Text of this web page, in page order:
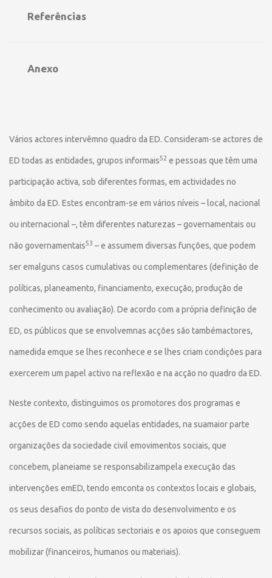
Referências
Anexo
Vários actores intervêmno quadro da ED. Consideram-se actores de
ED todas as entidades, grupos informais52 e pessoas que têm uma
participação activa, sob diferentes formas, em actividades no
âmbito da ED. Estes encontram-se em vários níveis – local, nacional
ou internacional –, têm diferentes naturezas – governamentais ou
não governamentais53 – e assumem diversas funções, que podem
ser emalguns casos cumulativas ou complementares (definição de
políticas, planeamento, financiamento, execução, produção de
conhecimento ou avaliação). De acordo com a própria definição de
ED, os públicos que se envolvemnas acções são tambémactores,
namedida emque se lhes reconhece e se lhes criam condições para
exercerem um papel activo na reflexão e na acção no quadro da ED.
Neste contexto, distinguimos os promotores dos programas e
acções de ED como sendo aquelas entidades, na suamaior parte
organizações da sociedade civil emovimentos sociais, que
concebem, planeiame se responsabilizampela execução das
intervenções emED, tendo emconta os contextos locais e globais,
os seus desafios do ponto de vista do desenvolvimento e os
recursos sociais, as políticas sectoriais e os apoios que conseguem
mobilizar (financeiros, humanos ou materiais).